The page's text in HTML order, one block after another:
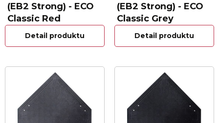
(EB2 Strong) - ECO
Classic Red
Detail produktu
(EB2 Strong) - ECO
Classic Grey
Detail produktu